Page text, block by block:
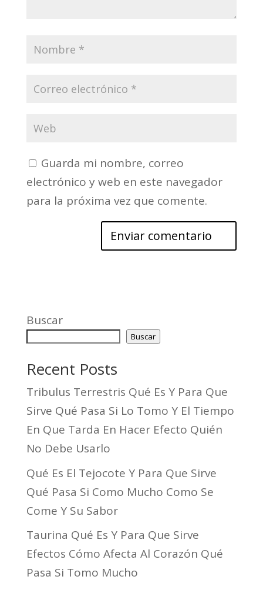
Guarda mi nombre, correo
electrónico y web en este navegador
para la próxima vez que comente.
Buscar
Buscar
Recent Posts
Tribulus Terrestris Qué Es Y Para Que
Sirve Qué Pasa Si Lo Tomo Y El Tiempo
En Que Tarda En Hacer Efecto Quién
No Debe Usarlo
Qué Es El Tejocote Y Para Que Sirve
Qué Pasa Si Como Mucho Como Se
Come Y Su Sabor
Taurina Qué Es Y Para Que Sirve
Efectos Cómo Afecta Al Corazón Qué
Pasa Si Tomo Mucho